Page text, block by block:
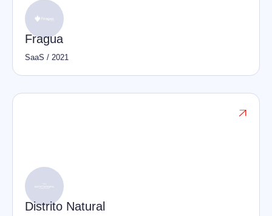
Fragua
SaaS / 2021

Distrito Natural